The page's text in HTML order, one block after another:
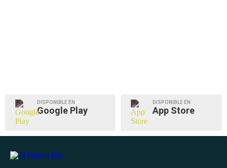
DISPONIBLE EN
Google Play
DISPONIBLE EN
App Store